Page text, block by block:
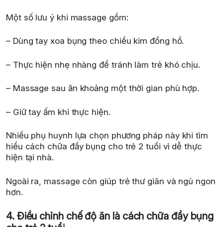
Một số lưu ý khi massage gồm:
– Dùng tay xoa bụng theo chiều kim đồng hồ.
– Thực hiện nhẹ nhàng để tránh làm trẻ khó chịu.
– Massage sau ăn khoảng một thời gian phù hợp.
– Giữ tay ấm khi thực hiện.
Nhiều phụ huynh lựa chọn phương pháp này khi tìm
hiểu cách chữa đầy bụng cho trẻ 2 tuổi vì dễ thực
hiện tại nhà.
Ngoài ra, massage còn giúp trẻ thư giãn và ngủ ngon
hơn.
4. Điều chỉnh chế độ ăn là cách chữa đầy bụng